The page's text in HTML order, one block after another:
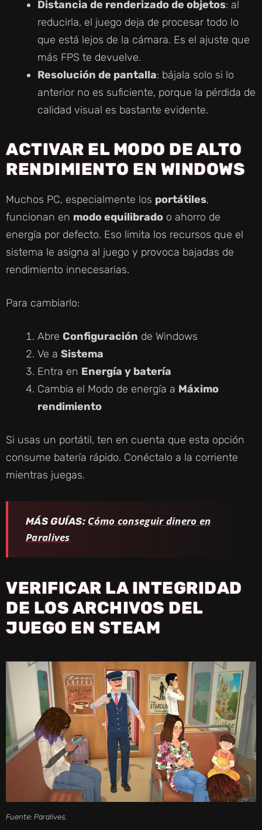
Distancia de renderizado de objetos: al
reducirla, el juego deja de procesar todo lo
que está lejos de la cámara. Es el ajuste que
más FPS te devuelve.
Resolución de pantalla: bájala solo si lo
anterior no es suficiente, porque la pérdida de
calidad visual es bastante evidente.
ACTIVAR EL MODO DE ALTO
RENDIMIENTO EN WINDOWS
Muchos PC, especialmente los portátiles,
funcionan en modo equilibrado o ahorro de
energía por defecto. Eso limita los recursos que el
sistema le asigna al juego y provoca bajadas de
rendimiento innecesarias.
Para cambiarlo:
Abre Configuración de Windows
Ve a Sistema
Entra en Energía y batería
Cambia el Modo de energía a Máximo
rendimiento
Si usas un portátil, ten en cuenta que esta opción
consume batería rápido. Conéctalo a la corriente
mientras juegas.
MÁS GUÍAS: Cómo conseguir dinero en
Paralives
VERIFICAR LA INTEGRIDAD
DE LOS ARCHIVOS DEL
JUEGO EN STEAM
Fuente: Paralives.